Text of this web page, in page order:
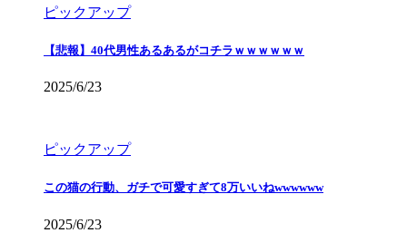
ピックアップ
【悲報】40代男性あるあるがコチラｗｗｗｗｗｗ
2025/6/23
ピックアップ
この猫の行動、ガチで可愛すぎて8万いいねwwwwww
2025/6/23